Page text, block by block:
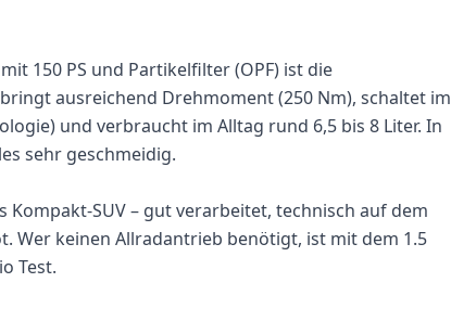
mit 150 PS und Partikelfilter (OPF) ist die
ausreichend Drehmoment (250 Nm), schaltet im
und verbraucht im Alltag rund 6,5 bis 8 Liter. In
sehr geschmeidig.
Kompakt-SUV – gut verarbeitet, technisch auf dem
Wer keinen Allradantrieb benötigt, ist mit dem 1.5
Test.